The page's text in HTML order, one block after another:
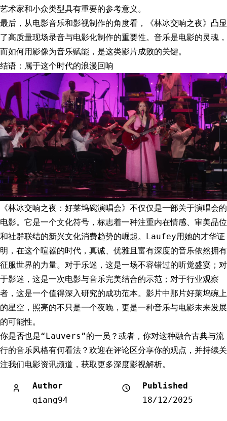
艺术家和小众类型具有重要的参考意义。
最后，从电影音乐和影视制作的角度看，《林冰交响之夜》凸显
了高质量现场录音与电影化制作的重要性。音乐是电影的灵魂，
而如何用影像为音乐赋能，是这类影片成败的关键。
结语：属于这个时代的浪漫回响
《林冰交响之夜：好莱坞碗演唱会》不仅仅是一部关于演唱会的
电影。它是一个文化符号，标志着一种注重内在情感、审美品位
和社群联结的新兴文化消费趋势的崛起。Laufey用她的才华证
明，在这个喧嚣的时代，真诚、优雅且富有深度的音乐依然拥有
征服世界的力量。对于乐迷，这是一场不容错过的听觉盛宴；对
于影迷，这是一次电影与音乐完美结合的示范；对于行业观察
者，这是一个值得深入研究的成功范本。影片中那片好莱坞碗上
的星空，照亮的不只是一个夜晚，更是一种音乐与电影未来发展
的可能性。
你是否也是“Lauvers”的一员？或者，你对这种融合古典与流
行的音乐风格有何看法？欢迎在评论区分享你的观点，并持续关
注我们电影资讯频道，获取更多深度影视解析。
Author
qiang94
Published
18/12/2025